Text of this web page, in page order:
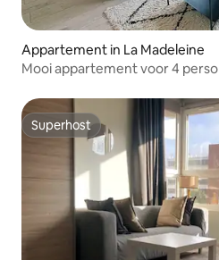
Appartement in La Madeleine
Mooi appartement voor 4
Superhost
Superhost